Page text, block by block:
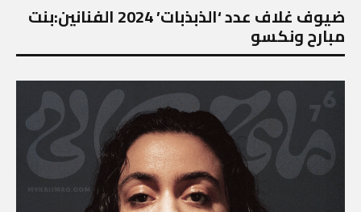
ضيوف غلاف عدد ‘الذبذبات’ 2024 الفنانين:بنت
مبارح ونكسو